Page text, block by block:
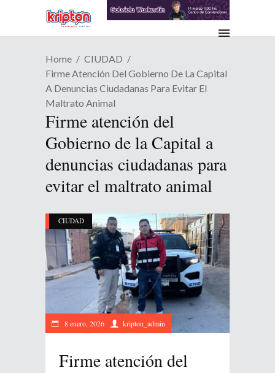
Home
CIUDAD
Firme Atención Del Gobierno De La Capital
A Denuncias Ciudadanas Para Evitar El
Maltrato Animal
Firme atención del
Gobierno de la Capital a
denuncias ciudadanas para
evitar el maltrato animal
CIUDAD
8 enero, 2026 kripton_admin
Firme atención del